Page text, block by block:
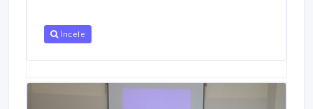
İncele